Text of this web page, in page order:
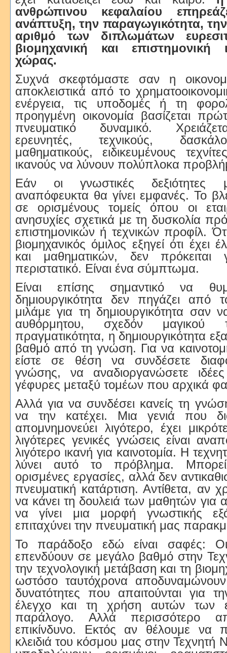
ανθρώπινου κεφαλαίου
ανάπτυξη, την παραγωγικότητα, την
αριθμό των διπλωμάτων
βιομηχανική και επιστημονική
χώρας.
Συχνά σκεφτόμαστε σαν η
αποκλειστικά από το
ενέργεια, τις υποδομές ή τη
προηγμένη οικονομία βασίζεται
πνευματικό δυναμικό.
ερευνητές, τεχνικούς,
μαθηματικούς, ειδικευμένους
ικανούς να λύνουν πολύπλοκα
Εάν οι γνωστικές δεξιότητες
αναπόφευκτα θα γίνει εμφανές. Το
σε ορισμένους τομείς όπου οι
ανησυχίες σχετικά με τη δυσκολία
επιστημονικών ή τεχνικών προφίλ.
βιομηχανικός όμιλος εξηγεί ότι έχει
και μαθηματικών, δεν πρόκειται
περιστατικό. Είναι ένα σύμπτωμα.
Είναι επίσης σημαντικό να
δημιουργικότητα δεν πηγάζει από
μιλάμε για τη δημιουργικότητα σαν
αυθόρμητου, σχεδόν μαγικού
πραγματικότητα, η δημιουργικότητα
βαθμό από τη γνώση. Για να
είστε σε θέση να συνδέσετε
γνώσης, να αναδιοργανώσετε
γέφυρες μεταξύ τομέων που αρχικά
Αλλά για να συνδέσει κανείς τη
να την κατέχει. Μια γενιά που
απομνημονεύει λιγότερο, έχει
λιγότερες γενικές γνώσεις είναι
λιγότερο ικανή για καινοτομία. Η
λύνει αυτό το πρόβλημα. Μπορεί
ορισμένες εργασίες, αλλά δεν
πνευματική κατάρτιση. Αντίθετα, αν
να κάνει τη δουλειά των μαθητών για
να γίνει μια μορφή γνωστικής
επιταχύνει την πνευματική μας
Το παράδοξο εδώ είναι σαφές:
επενδύουν σε μεγάλο βαθμό στην
την τεχνολογική μετάβαση και τη
ωστόσο ταυτόχρονα
δυνατότητες που απαιτούνται για
έλεγχο και τη χρήση αυτών των
παράλογο. Αλλά περισσότερο
επικίνδυνο. Εκτός αν θέλουμε να
κλειδιά του κόσμου μας στην